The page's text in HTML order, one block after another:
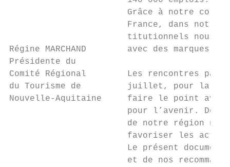
Grâce à notre
France, dans notre
titutionnels nous
Régine MARCHAND        avec des marques
Présidente du
Comité Régional        Les rencontres
du Tourisme de         juillet, pour la
Nouvelle-Aquitaine     faire le point avec
pour l’avenir. Des
de notre région
favoriser les
Le présent
et de nos